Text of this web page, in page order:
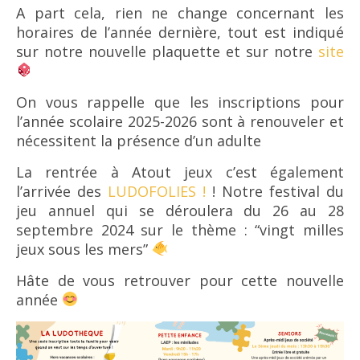
A part cela, rien ne change concernant les
horaires de l’année dernière, tout est indiqué
sur notre nouvelle plaquette et sur notre site
On vous rappelle que les inscriptions pour
l’année scolaire 2025-2026 sont à renouveler et
nécessitent la présence d’un adulte
La rentrée à Atout jeux c’est également
l’arrivée des LUDOFOLIES ! ! Notre festival du
jeu annuel qui se déroulera du 26 au 28
septembre 2024 sur le thème : “vingt milles
jeux sous les mers”
Hâte de vous retrouver pour cette nouvelle
année